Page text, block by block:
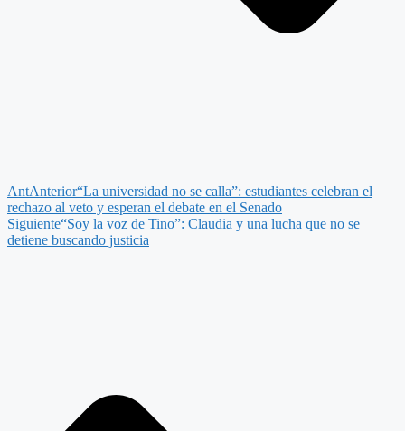
AntAnterior“La universidad no se calla”: estudiantes celebran el
rechazo al veto y esperan el debate en el Senado
Siguiente“Soy la voz de Tino”: Claudia y una lucha que no se
detiene buscando justicia